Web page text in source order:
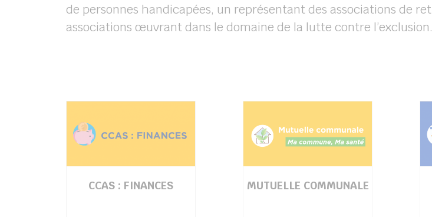
de personnes handicapées, un représentant des associations de
associations œuvrant dans le domaine de la lutte contre l’exclusion.
CCAS : FINANCES MUTUELLE COMMUNALE